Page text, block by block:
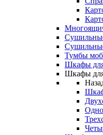
Тумбы
Шкафы
Шкафы для